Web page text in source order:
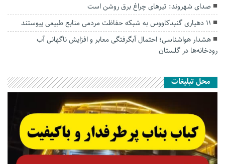
صدای شهروند: تیرهای چراغ برق روشن است
۱۱ دهیاری گنبدکاووس به شبکه حفاظت مردمی منابع طبیعی پیوستند
هشدار هواشناسی؛ احتمال آبگرفتگی معابر و افزایش ناگهانی آب
رودخانه‌ها در گلستان
محل تبلیغات